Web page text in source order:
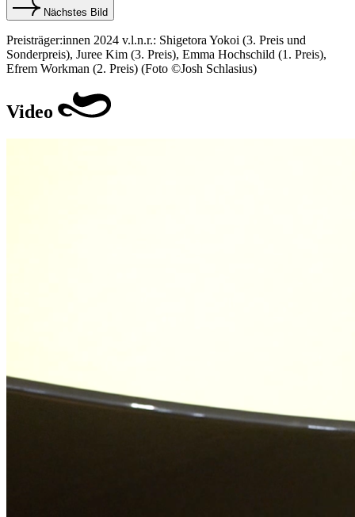
Nächstes Bild
Preisträger:innen 2024 v.l.n.r.: Shigetora Yokoi (3. Preis und
Sonderpreis), Juree Kim (3. Preis), Emma Hochschild (1. Preis),
Efrem Workman (2. Preis) (Foto ©Josh Schlasius)
Video